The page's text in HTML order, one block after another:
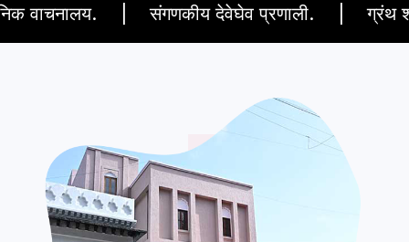
संगणकीय देवेघेव प्रणाली. ग्रंथ शोधासाठी टच